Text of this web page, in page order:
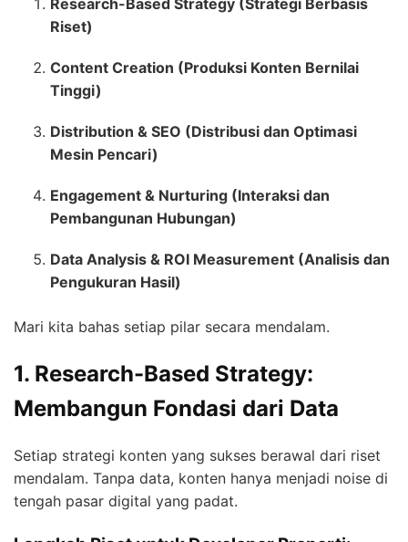
Research-Based Strategy (Strategi Berbasis
Riset)
Content Creation (Produksi Konten Bernilai
Tinggi)
Distribution & SEO (Distribusi dan Optimasi
Mesin Pencari)
Engagement & Nurturing (Interaksi dan
Pembangunan Hubungan)
Data Analysis & ROI Measurement (Analisis dan
Pengukuran Hasil)
Mari kita bahas setiap pilar secara mendalam.
1. Research-Based Strategy:
Membangun Fondasi dari Data
Setiap strategi konten yang sukses berawal dari riset
mendalam. Tanpa data, konten hanya menjadi noise di
tengah pasar digital yang padat.